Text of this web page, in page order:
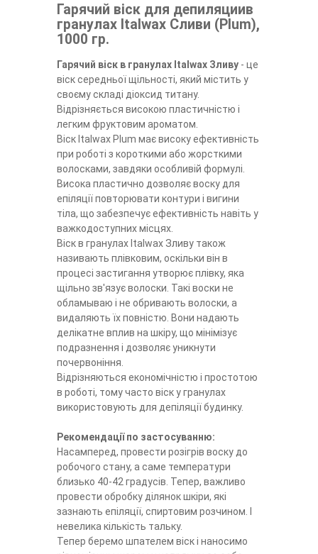
Гарячий віск для депиляциив
гранулах Italwax Сливи (Plum),
1000 гр.
Гарячий віск в гранулах Italwax Зливу- це
віск середньої щільності, який містить у
своєму складі діоксид титану.
Відрізняється високою пластичністю і
легким фруктовим ароматом.
Віск Italwax Plum має високу ефективність
при роботі з короткими або жорсткими
волосками, завдяки особливій формулі.
Висока пластично дозволяє воску для
епіляції повторювати контури і вигини
тіла, що забезпечує ефективність навіть у
важкодоступних місцях.
Віск в гранулах Italwax Зливу також
називають плівковим, оскільки він в
процесі застигання утворює плівку, яка
щільно зв'язує волоски. Такі воски не
обламываю і не обривають волоски, а
видаляють їх повністю. Вони надають
делікатне вплив на шкіру, що мінімізує
подразнення і дозволяє уникнути
почервоніння.
Відрізняються економічністю і простотою
в роботі, тому часто віск у гранулах
використовують для депіляції будинку.
Рекомендації по застосуванню:
Насамперед, провести розігрів воску до
робочого стану, а саме температури
близько 40-42 градусів. Тепер, важливо
провести обробку ділянок шкіри, які
зазнають епіляції, спиртовим розчином. І
невелика кількість тальку.
Тепер беремо шпателем віск і наносимо